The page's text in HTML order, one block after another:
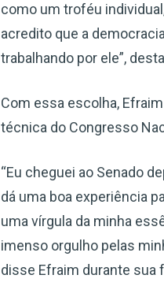
como um troféu
acredito que a
trabalhando por ele”,
Com essa escolha,
técnica do Congresso
“Eu cheguei ao Senado
dá uma boa experiência
uma vírgula da minha
imenso orgulho pelas
disse Efraim durante sua